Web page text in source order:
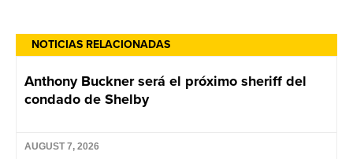
NOTICIAS RELACIONADAS
Anthony Buckner será el próximo sheriff del
condado de Shelby
AUGUST 7, 2026